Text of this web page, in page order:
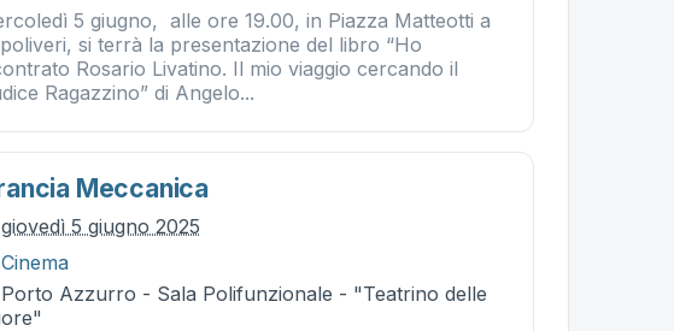
5 giugno, alle ore 19.00, in Piazza Matteotti a
si terrà la presentazione del libro “Ho
Rosario Livatino. Il mio viaggio cercando il
Ragazzino” di Angelo...
Meccanica
giovedì 5 giugno 2025
Cinema
Porto Azzurro - Sala Polifunzionale - "Teatrino delle